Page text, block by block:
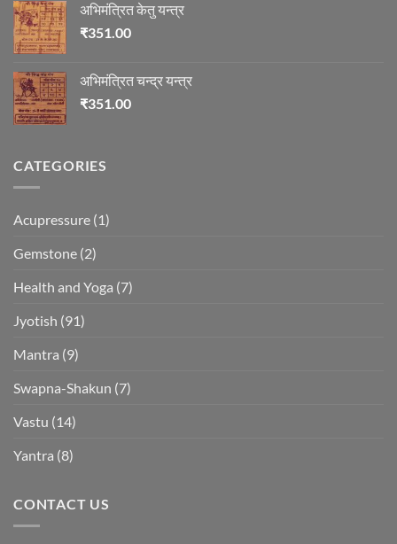
अभिमंत्रित केतु यन्त्र
₹351.00
अभिमंत्रित चन्द्र यन्त्र
₹351.00
CATEGORIES
Acupressure (1)
Gemstone (2)
Health and Yoga (7)
Jyotish (91)
Mantra (9)
Swapna-Shakun (7)
Vastu (14)
Yantra (8)
CONTACT US